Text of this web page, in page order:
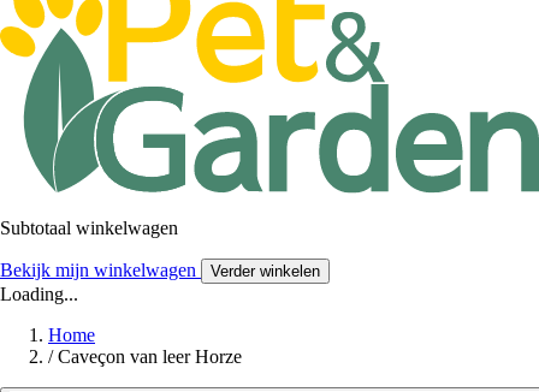
Subtotaal winkelwagen
Bekijk mijn winkelwagen Verder winkelen
Loading...
Home
/ Caveçon van leer Horze